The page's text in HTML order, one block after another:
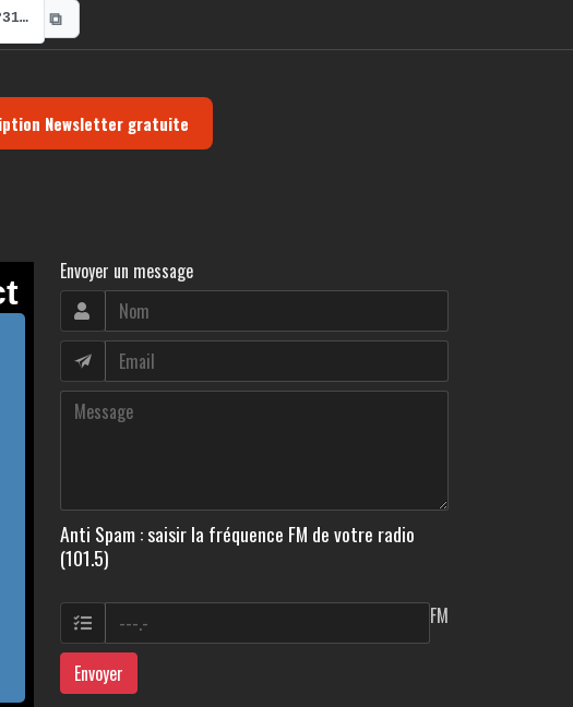
https://radio-g.fr?3172 ⧉
Newsletter gratuite
Envoyer un message
Anti Spam : saisir la fréquence FM de votre radio
(101.5)
FM
Envoyer